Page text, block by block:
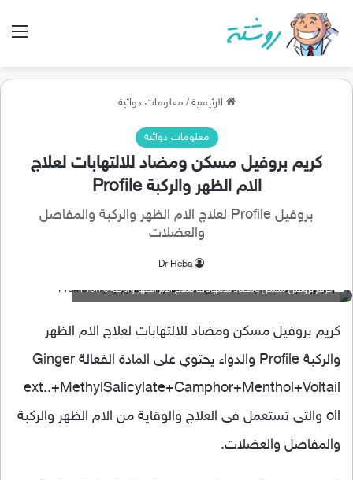
الرئيسية / معلومات دوائية
معلومات دوائية
كريم بروفيل مسكن ومضاد للالتهابات لعلاج
الام الظهر والركبة Profile
بروفيل Profile لعلاج الام الظهر والركبة والمفاصل
والعضلات
Dr Heba
كريم بروفيل مسكن ومضاد للالتهابات لعلاج الام الظهر والركبة Profile
كريم بروفيل مسكن ومضاد للالتهابات لعلاج الام الظهر
والركبة Profile والدواء يحتوي على المادة الفعالة Ginger
ext..+MethylSalicylate+Camphor+Menthol+Voltail
oil والتى تستعمل فى العلاج والوقاية من الام الظهر والركبة
والمفاصل والعضلات.